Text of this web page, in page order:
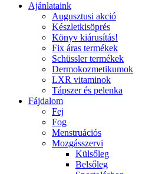
Ajánlataink
Augusztusi akció
Készletkisöprés
Könyv kiárusítás!
Fix áras termékek
Schüssler termékek
Dermokozmetikumok
LXR vitaminok
Tápszer és pelenka
Fájdalom
Fej
Fog
Menstruációs
Mozgásszervi
Külsőleg
Belsőleg